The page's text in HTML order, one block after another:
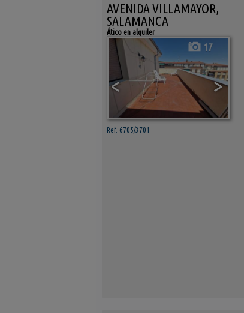
AVENIDA VILLAMAYOR,
SALAMANCA
Ático en alquiler
< >
17
Ref. 6705/3701